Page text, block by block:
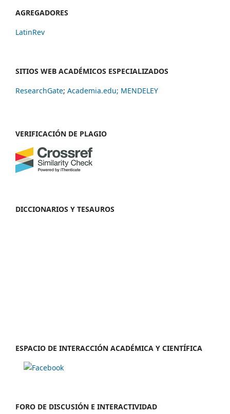
AGREGADORES
LatinRev
SITIOS WEB ACADÉMICOS ESPECIALIZADOS
ResearchGate; Academia.edu; MENDELEY
VERIFICACIÓN DE PLAGIO
DICCIONARIOS Y TESAUROS
ESPACIO DE INTERACCIÓN ACADÉMICA Y CIENTÍFICA
FORO DE DISCUSIÓN E INTERACTIVIDAD